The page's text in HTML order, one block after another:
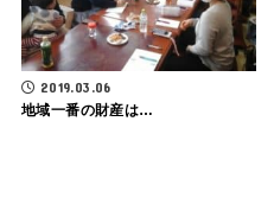
2019.03.06
地域一番の財産は…